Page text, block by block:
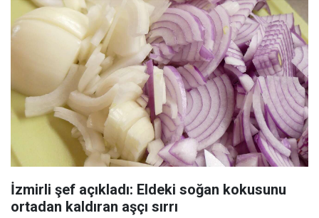
İzmirli şef açıkladı: Eldeki soğan kokusunu
ortadan kaldıran aşçı sırrı